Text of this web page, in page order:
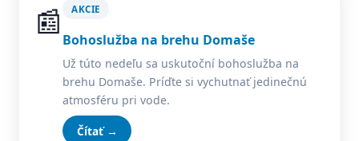
📰 AKCIE
Bohoslužba na brehu Domaše
Už túto nedeľu sa uskutoční bohoslužba na
brehu Domaše. Príďte si vychutnať jedinečnú
atmosféru pri vode.
Čítať →